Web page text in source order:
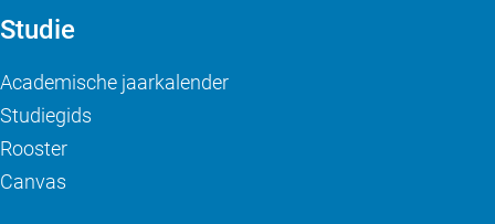
Studie
Academische jaarkalender
Studiegids
Rooster
Canvas